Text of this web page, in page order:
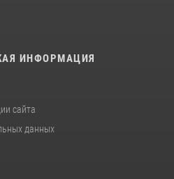
ИНФОРМАЦИЯ
сайта
данных